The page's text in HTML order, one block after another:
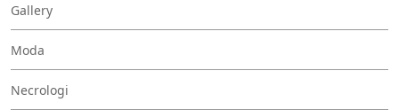
Gallery
Moda
Necrologi